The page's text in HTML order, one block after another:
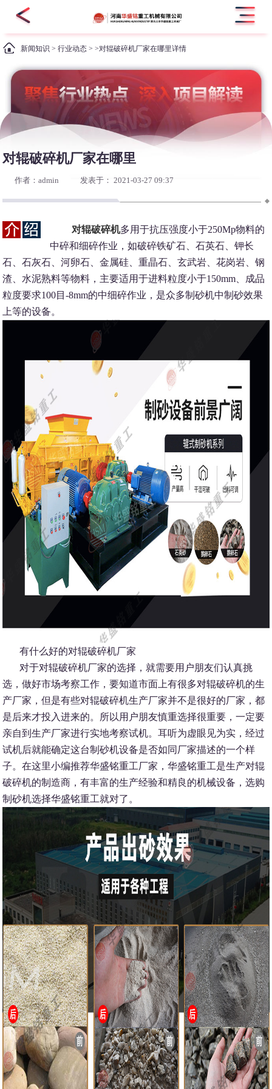
新闻知识 >行业动态 > >对辊破碎机厂家在哪里详情
对辊破碎机厂家在哪里
作者：admin 发表于： 2021-03-27 09:37
对辊破碎机多用于抗压强度小于250Mp物料的
中碎和细碎作业，如破碎铁矿石、石英石、钾长
石、石灰石、河卵石、金属硅、重晶石、玄武岩、花岗岩、钢
渣、水泥熟料等物料，主要适用于进料粒度小于150mm、成品
粒度要求100目-8mm的中细碎作业，是众多制砂机中制砂效果
上等的设备。
有什么好的对辊破碎机厂家
对于对辊破碎机厂家的选择，就需要用户朋友们认真挑
选，做好市场考察工作，要知道市面上有很多对辊破碎机的生
产厂家，但是有些对辊破碎机生产厂家并不是很好的厂家，都
是后来才投入进来的。所以用户朋友慎重选择很重要，一定要
亲自到生产厂家进行实地考察试机。耳听为虚眼见为实，经过
试机后就能确定这台制砂机设备是否如同厂家描述的一个样
子。在这里小编推荐华盛铭重工厂家，华盛铭重工是生产对辊
破碎机的制造商，有丰富的生产经验和精良的机械设备，选购
制砂机选择华盛铭重工就对了。